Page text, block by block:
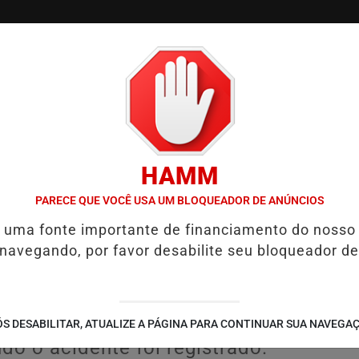
CONTATO / CUPONS DE
EM CASO DE IDOSA QUE MORREU APÓS USO DE MEDICAMENTO
morre
Porto Alegre.
é possível ver que ele estava
o acidente foi registrado.
HAMM
PARECE QUE VOCÊ USA UM BLOQUEADOR DE ANÚNCIOS
fonte importante de financiamento do nosso
por favor desabilite seu bloqueador
DESABILITAR, ATUALIZE A PÁGINA PARA CONTINUAR SUA